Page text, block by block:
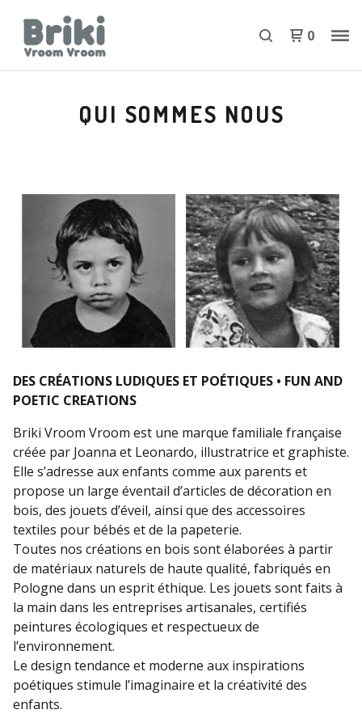
0
QUI SOMMES NOUS
DES CRÉATIONS LUDIQUES ET POÉTIQUES • FUN AND
POETIC CREATIONS
Briki Vroom Vroom est une marque familiale française
créée par Joanna et Leonardo, illustratrice et graphiste.
Elle s’adresse aux enfants comme aux parents et
propose un large éventail d’articles de décoration en
bois, des jouets d’éveil, ainsi que des accessoires
textiles pour bébés et de la papeterie.
Toutes nos créations en bois sont élaborées à partir
de matériaux naturels de haute qualité, fabriqués en
Pologne dans un esprit éthique. Les jouets sont faits à
la main dans les entreprises artisanales, certifiés
peintures écologiques et respectueux de
l’environnement.
Le design tendance et moderne aux inspirations
poétiques stimule l’imaginaire et la créativité des
enfants.